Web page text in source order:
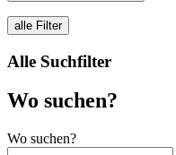
alle Filter
Alle Suchfilter
Wo suchen?
Wo suchen?